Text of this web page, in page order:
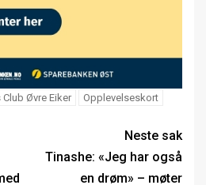
Club Øvre Eiker
Opplevelseskort
Neste sak
Tinashe: «Jeg har også
en drøm» – møter